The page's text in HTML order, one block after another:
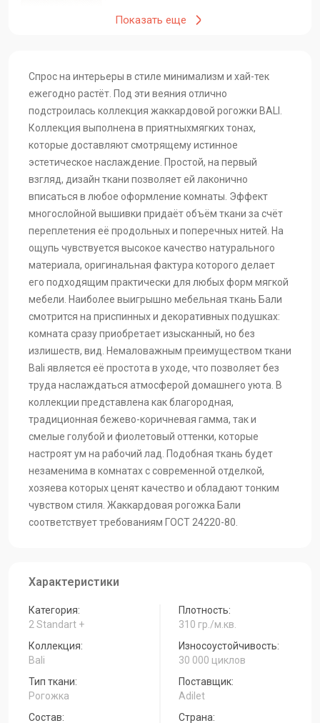
Показать еще
Спрос на интерьеры в стиле минимализм и хай-тек
ежегодно растёт. Под эти веяния отлично
подстроилась коллекция жаккардовой рогожки BALI.
Коллекция выполнена в приятныхмягких тонах,
которые доставляют смотрящему истинное
эстетическое наслаждение. Простой, на первый
взгляд, дизайн ткани позволяет ей лаконично
вписаться в любое оформление комнаты. Эффект
многослойной вышивки придаёт объём ткани за счёт
переплетения её продольных и поперечных нитей. На
ощупь чувствуется высокое качество натурального
материала, оригинальная фактура которого делает
его подходящим практически для любых форм мягкой
мебели. Наиболее выигрышно мебельная ткань Бали
смотрится на приспинных и декоративных подушках:
комната сразу приобретает изысканный, но без
излишеств, вид. Немаловажным преимуществом ткани
Bali является её простота в уходе, что позволяет без
труда наслаждаться атмосферой домашнего уюта. В
коллекции представлена как благородная,
традиционная бежево-коричневая гамма, так и
смелые голубой и фиолетовый оттенки, которые
настроят ум на рабочий лад. Подобная ткань будет
незаменима в комнатах с современной отделкой,
хозяева которых ценят качество и обладают тонким
чувством стиля. Жаккардовая рогожка Бали
соответствует требованиям ГОСТ 24220-80.
Характеристики
Категория:
2 Standart +
Плотность:
310 гр./м.кв.
Коллекция:
Bali
Износоустойчивость:
30 000 циклов
Тип ткани:
Рогожка
Поставщик:
Adilet
Состав:
Страна: